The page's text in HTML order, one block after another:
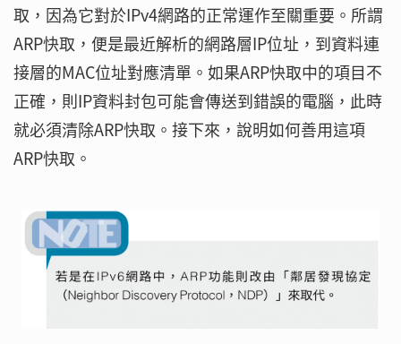
取，因為它對於IPv4網路的正常運作至關重要。所謂
ARP快取，便是最近解析的網路層IP位址，到資料連
接層的MAC位址對應清單。如果ARP快取中的項目不
正確，則IP資料封包可能會傳送到錯誤的電腦，此時
就必須清除ARP快取。接下來，說明如何善用這項
ARP快取。